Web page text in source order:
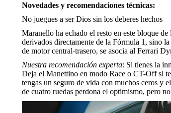
Novedades y recomendaciones técnicas:
No juegues a ser Dios sin los deberes hechos
Maranello ha echado el resto en este bloque
derivados directamente de la Fórmula 1, sino
de motor central-trasero, se asocia al Ferrari
Nuestra recomendación experta: Si tienes la
Deja el Manettino en modo Race o CT-Off si
tengas un seguro de vida con muchos ceros y
de cuatro ruedas perdona el optimismo, pero